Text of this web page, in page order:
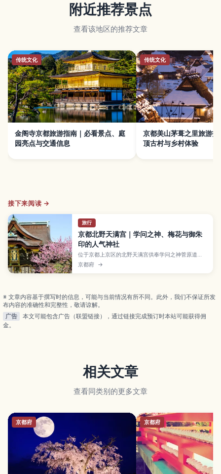
附近推荐景点
查看该地区的推荐文章
传统文化
金阁寺京都旅游指南｜必看景点、庭
园亮点与交通信息
传统文化
京都美山茅葺之里旅游指
顶古村与乡村体验
接下来阅读 →
旅行
京都北野天满宫｜学问之神、梅花与御朱
印的人气神社
位于京都上京区的北野天满宫供奉学问之神菅原道
真，是求学、考试祈愿最受欢迎的神社之一，也以梅
花与红叶美景闻名。本文介绍撫牛雕像、梅园和25日
京都府 →
※ 文章内容基于撰写时的信息，可能与当前情况有所不同。此外，我们不保证所发
布内容的准确性和完整性，敬请谅解。
广告
本文可能包含广告（联盟链接），通过链接完成预订时本站可能获得佣
金。
相关文章
查看同类别的更多文章
京都府 京都府